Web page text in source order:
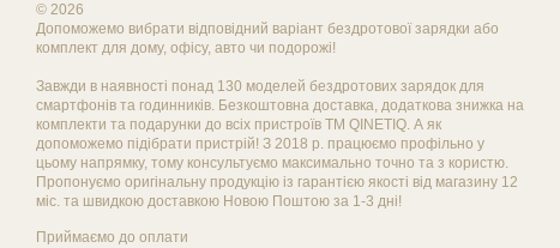
© 2026
Допоможемо вибрати відповідний варіант бездротової зарядки або
комплект для дому, офісу, авто чи подорожі!
Завжди в наявності понад 130 моделей бездротових зарядок для
смартфонів та годинників. Безкоштовна доставка, додаткова знижка на
комплекти та подарунки до всіх пристроїв ТМ QINETIQ. А як
допоможемо підібрати пристрій! З 2018 р. працюємо профільно у
цьому напрямку, тому консультуємо максимально точно та з користю.
Пропонуємо оригінальну продукцію із гарантією якості від магазину 12
міс. та швидкою доставкою Новою Поштою за 1-3 дні!
Приймаємо до оплати